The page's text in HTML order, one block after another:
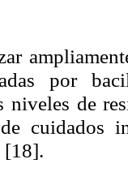
por
niveles de
cuidados
[18].